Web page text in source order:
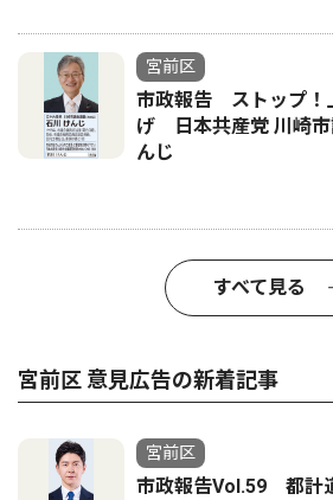
宮前区
市政報告 ストップ！
げ 日本共産党 川崎
んじ
すべて見る
宮前区 意見広告の新着記事
宮前区
市政報告Vol.59 都計